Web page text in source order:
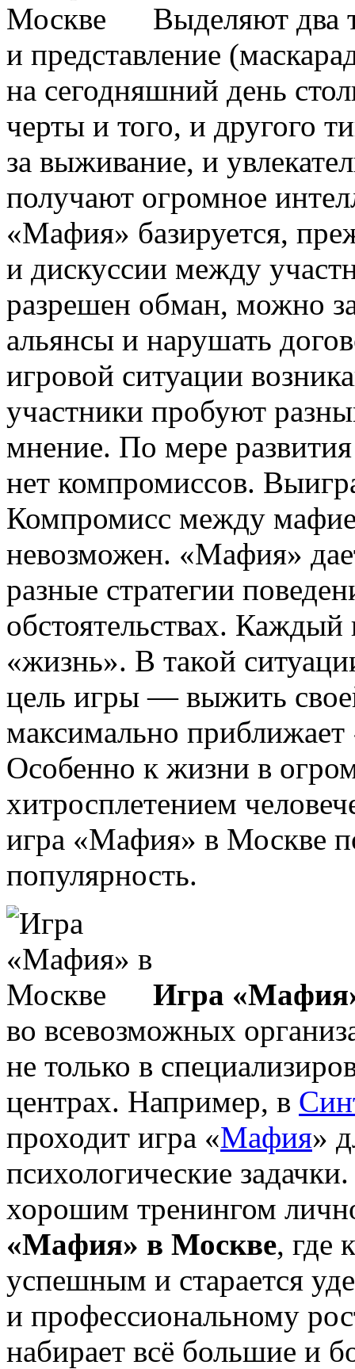
Выделяют два
и представление
на сегодняшний день
черты и того, и другого
за выживание, и
получают огромное
«Мафия» базируется,
и дискуссии между
разрешен обман, можно
альянсы и нарушать
игровой ситуации
участники пробуют
мнение. По мере
нет компромиссов.
Компромисс между
невозможен. «Мафия»
разные стратегии
обстоятельствах. Каждый
«жизнь». В такой
цель игры — выжить
максимально
Особенно к жизни в
хитросплетением
игра «Мафия» в Москве
популярность.
Игра
во всевозможных
не только в
центрах. Например, в
проходит игра «Мафия»
психологические
хорошим тренингом
«Мафия» в Москве, где
успешным и старается
и профессиональному
набирает всё большие и